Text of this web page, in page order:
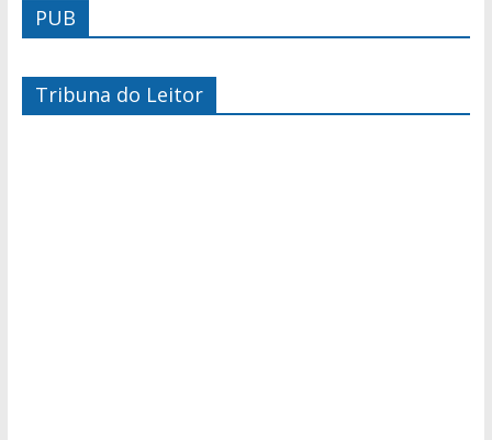
PUB
Tribuna do Leitor